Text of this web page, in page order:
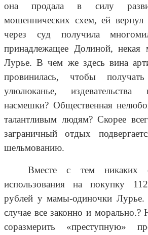
она продала в силу
мошеннических схем, ей
через суд получила
принадлежащее Долиной, некая
Лурье. В чем же здесь вина
провинилась, чтобы
улюлюканье, издевательства
насмешки? Общественная
талантливым людям? Скорее
заграничный отдых
шельмованию.
Вместе с тем никаких
использования на покупку
рублей у мамы-одиночки
случае все законно и
соразмерить «преступную»